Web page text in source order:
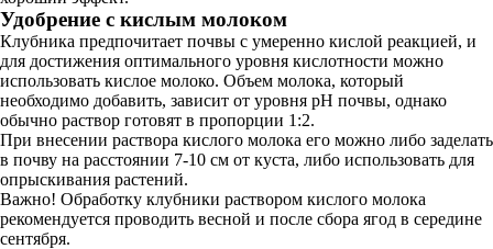
Удобрение с кислым молоком
Клубника предпочитает почвы с умеренно кислой реакцией, и
для достижения оптимального уровня кислотности можно
использовать кислое молоко. Объем молока, который
необходимо добавить, зависит от уровня рН почвы, однако
обычно раствор готовят в пропорции 1:2.
При внесении раствора кислого молока его можно либо заделать
в почву на расстоянии 7-10 см от куста, либо использовать для
опрыскивания растений.
Важно! Обработку клубники раствором кислого молока
рекомендуется проводить весной и после сбора ягод в середине
сентября.